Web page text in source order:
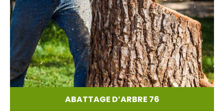
ABATTAGE D’ARBRE 76